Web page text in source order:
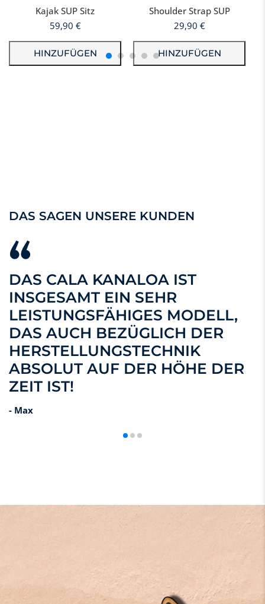
Kajak SUP Sitz
59,90 €
HINZUFÜGEN
Shoulder Strap SUP
29,90 €
HINZUFÜGEN
DAS SAGEN UNSERE KUNDEN
DAS CALA KANALOA IST
INSGESAMT EIN SEHR
LEISTUNGSFÄHIGES MODELL,
DAS AUCH BEZÜGLICH DER
HERSTELLUNGSTECHNIK
ABSOLUT AUF DER HÖHE DER
ZEIT IST!
- Max